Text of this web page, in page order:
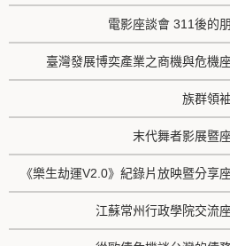
電影座談會 311後的
臺灣發展博奕產業之商機與危機
族群領
末代舞者影展暨
《樂生劫運V2.0》紀錄片放映暨分享
江蘇常州行政學院交流